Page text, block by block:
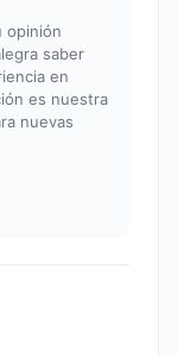
opinión
saber
en
es nuestra
nuevas